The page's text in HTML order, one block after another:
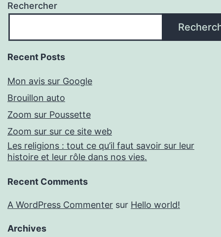
Rechercher
Recent Posts
Mon avis sur Google
Brouillon auto
Zoom sur Poussette
Zoom sur sur ce site web
Les religions : tout ce qu’il faut savoir sur leur
histoire et leur rôle dans nos vies.
Recent Comments
A WordPress Commenter sur Hello world!
Archives